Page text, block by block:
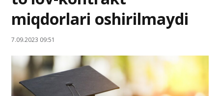
miqdorlari oshirilmaydi
7.09.2023 09:51